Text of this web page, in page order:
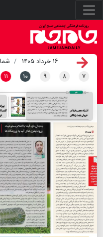
۱۶ خرداد ۱۴۰۵
۷ ۸ ۹ ۱۰ ۱۱